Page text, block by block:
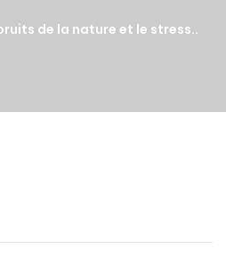
de la nature et le stress..